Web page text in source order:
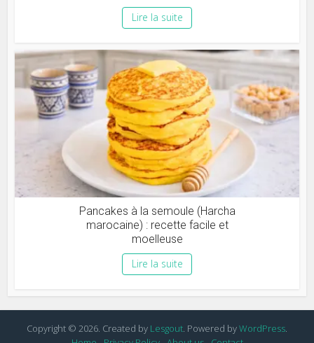
Lire la suite
Pancakes à la semoule (Harcha
marocaine) : recette facile et
moelleuse
Lire la suite
Copyright © 2026. Created by Lesgout. Powered byWordPress.